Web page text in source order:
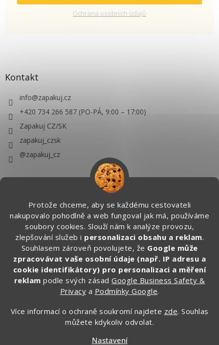
Protože chceme, aby se každému cestovateli
nakupovalo pohodlně a web fungoval jak má, používáme
soubory cookies. Slouží nám k analýze provozu,
zlepšování služeb i personalizaci obsahu a reklam.
Souhlasem zároveň povolujete, že Google může
zpracovávat vaše osobní údaje (např. IP adresu a
cookie identifikátory) pro personalizaci a měření
reklam podle svých zásadGoogle Business Safety &
Privacy a Podmínky Google.
Více informací o ochraně soukromí najdete zde. Souhlas
můžete kdykoliv odvolat.
Nastavení
Ochrana osobních údajů
Kontakt
info@zapakuj.cz
+420 734 266 587 (PO-PÁ, 9:00 – 17:00)
Zapakuj CZ/SK
zapakuj_czsk
@zapakuj_cz
Vytvořil Shoptet